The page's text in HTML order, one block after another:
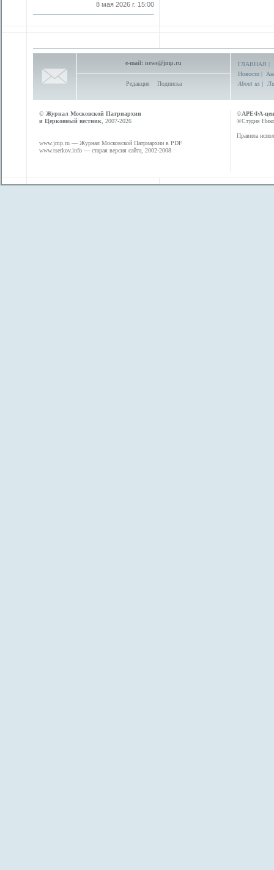
8 мая 2026 г. 15:00
e-mail: news@jmp.ru
Редакция Подписка
ГЛАВНАЯ |
Новости |
About us |
© Журнал Московской Патриархии
и Церковный вестник , 2007-2026
www.jmp.ru — Журнал Московской Патриархии в PDF
www.tserkov.info — старая версия сайта, 2002-2008
©АРЕФА-
©Студия
Правила